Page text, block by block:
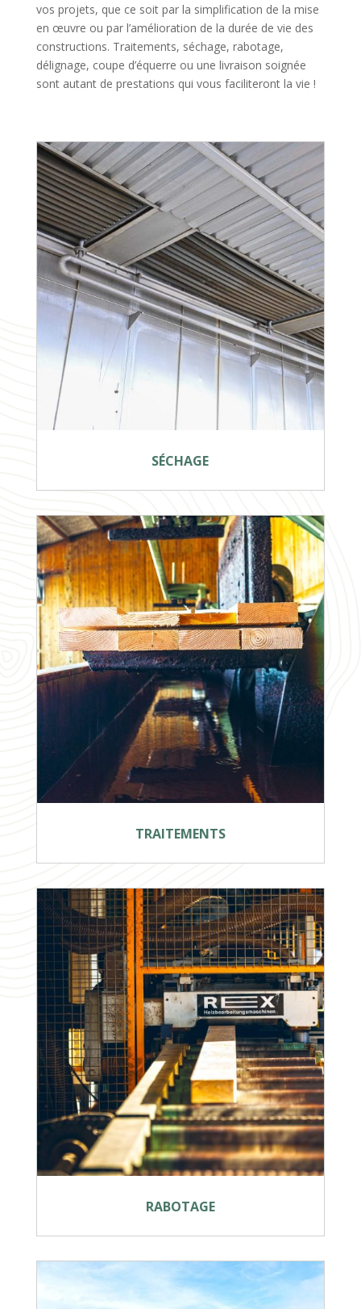
vos projets, que ce soit par la simplification de la mise
en œuvre ou par l’amélioration de la durée de vie des
constructions. Traitements, séchage, rabotage,
délignage, coupe d’équerre ou une livraison soignée
sont autant de prestations qui vous faciliteront la vie !
SÉCHAGE
TRAITEMENTS
RABOTAGE